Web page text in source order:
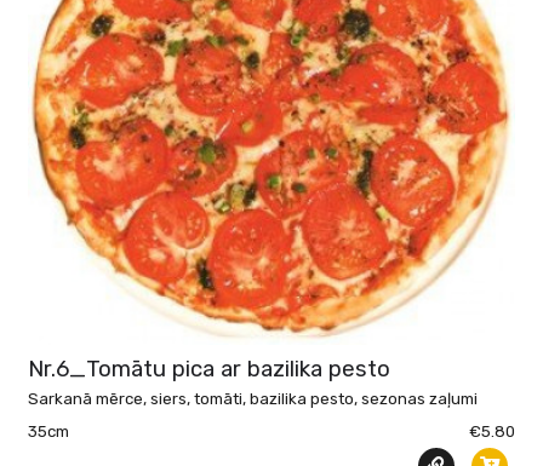
Nr.6_Tomātu pica ar bazilika pesto
Sarkanā mērce, siers, tomāti, bazilika pesto, sezonas zaļumi
35cm
€5.80